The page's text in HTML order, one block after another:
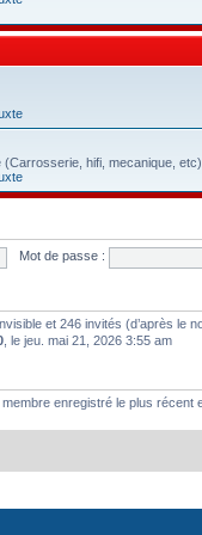
hifi, mecanique, etc)
Mot de passe :
et 246 invités (d’après le
, le jeu. mai 21, 2026 3:55 am
membre enregistré le plus récent